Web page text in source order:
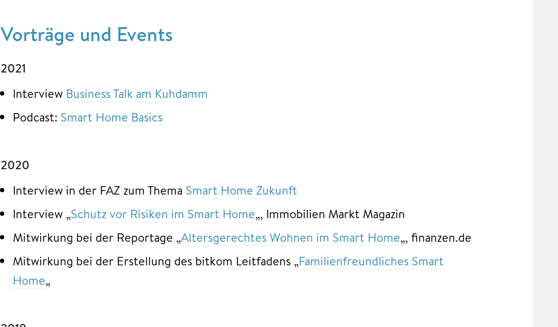
Vorträge und Events
2021
Interview Business Talk am Kuhdamm
Podcast: Smart Home Basics
2020
Interview in der FAZ zum Thema Smart Home Zukunft
Interview „Schutz vor Risiken im Smart Home„, Immobilien Markt Magazin
Mitwirkung bei der Reportage „Altersgerechtes Wohnen im Smart Home„, finanzen.de
Mitwirkung bei der Erstellung des bitkom Leitfadens „Familienfreundliches Smart
Home„